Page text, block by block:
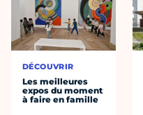
DÉCOUVRIR
Les meilleures
expos du moment
à faire en famille